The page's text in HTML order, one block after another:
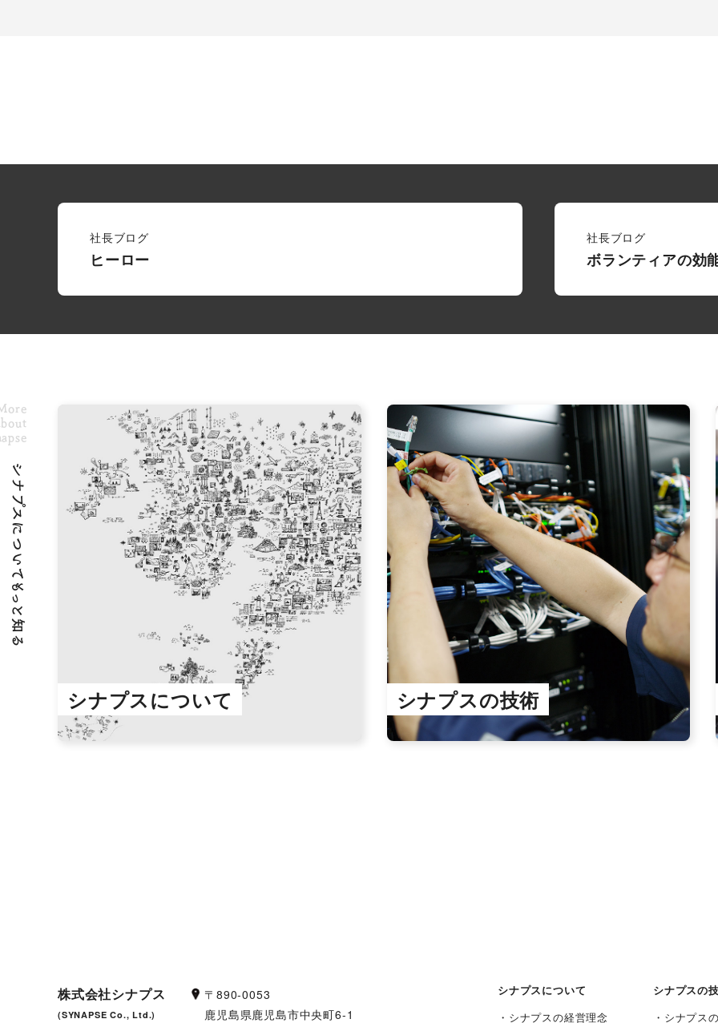
社長ブログ
ヒーロー
社長ブログ
ボランティアの効
シナプスについてもっと知る
シナプスについて シナプスの技術
株式会社シナプス
(SYNAPSE Co., Ltd.)
〒890-0053
鹿児島県鹿児島市中央町6-1
シナプスについて
シナプスの経営理念
シナプスの
シナプス